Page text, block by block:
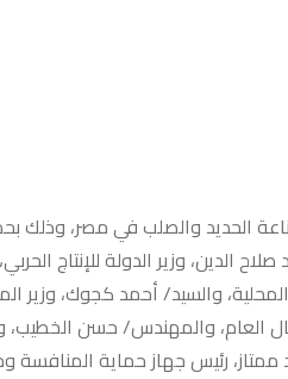
الحديد والصلب في مصر، وذلك
الدين، وزير الدولة للإنتاج الحربي،
والسيد/ أحمد كجوك، وزير
العام، والمهندس/ حسن الخطيب،
ممتاز، رئيس جهاز حماية المنافسة